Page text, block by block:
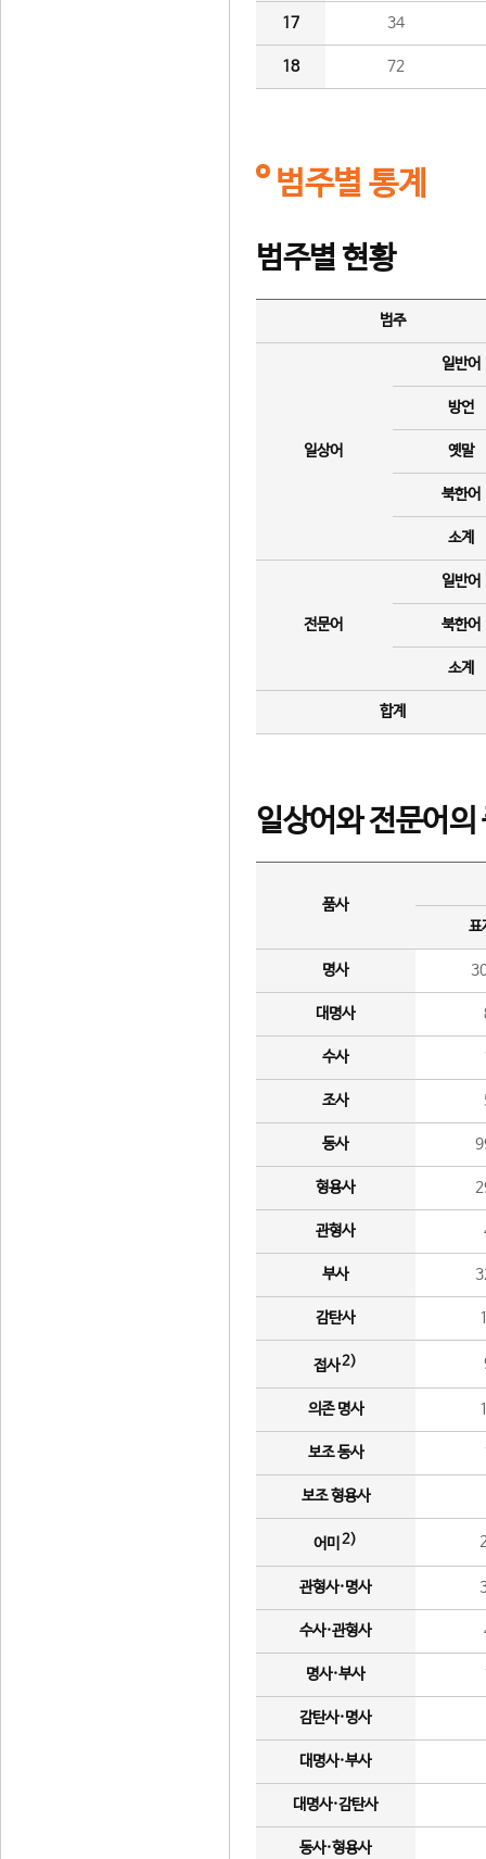
17 34
18 72
범주별 통계
범주별 현황
범주
일상어
일반어
방언
옛말
북한어
소계
전문어
일반어
북한어
소계
합계
일상어와 전문어의
품사
표
명사
대명사
수사
조사
동사
형용사
관형사
부사
감탄사
접사2)
의존 명사
보조 동사
보조 형용사
어미 2)
관형사·명사
수사·관형사
명사·부사
감탄사·명사
대명사·부사
대명사·감탄사
동사·형용사